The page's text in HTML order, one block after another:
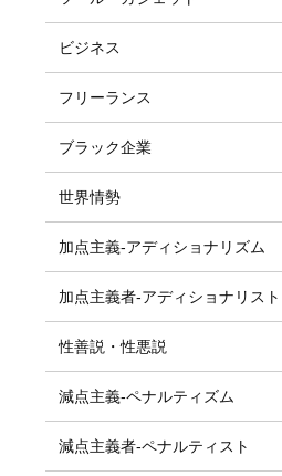
ビジネス
フリーランス
ブラック企業
世界情勢
加点主義-アディショナリズム
加点主義者-アディショナリスト
性善説・性悪説
減点主義-ペナルティズム
減点主義者-ペナルティスト